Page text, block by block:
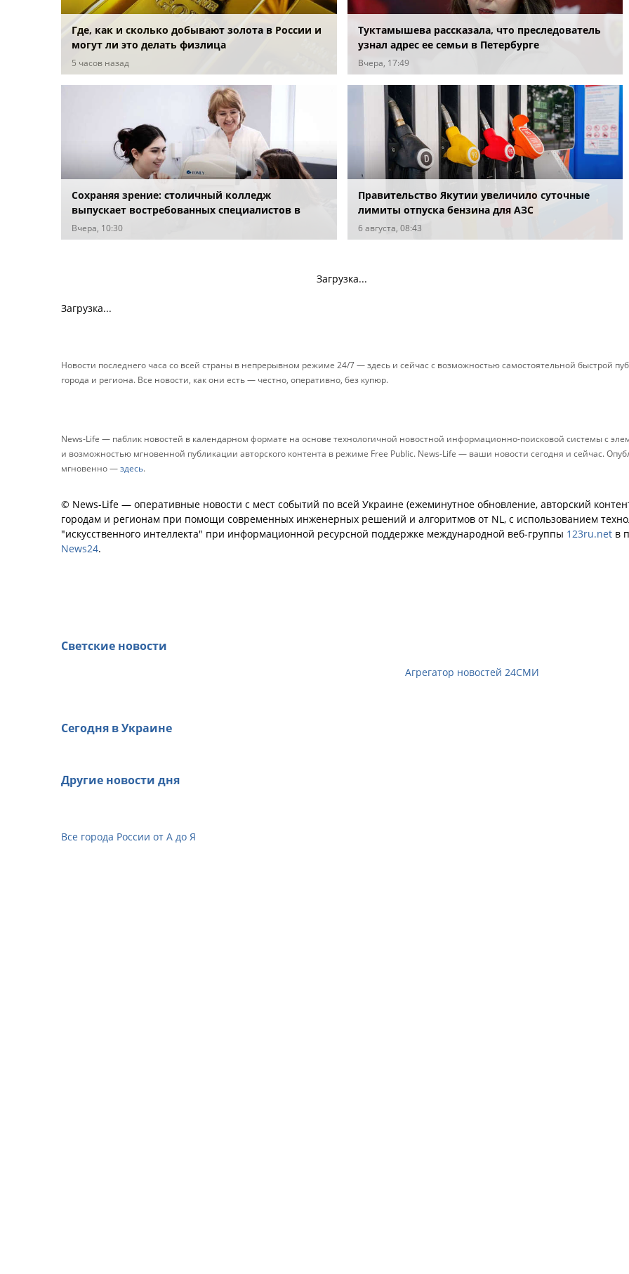
Где, как и сколько добывают золота в России и
могут ли это делать физлица
5 часов назад
Туктамышева рассказала, что преследователь
узнал адрес ее семьи в Петербурге
Вчера, 17:49
Сохраняя зрение: столичный колледж
выпускает востребованных специалистов в
сфере офтальмологии
Вчера, 10:30
Правительство Якутии увеличило суточные
лимиты отпуска бензина для АЗС
6 августа, 08:43
Загрузка...
Загрузка...
Новости последнего часа со всей страны в непрерывном режиме 24/7 — здесь и сейчас с возможностью самостоятельной быстрой
города и региона. Все новости, как они есть — честно, оперативно, без купюр.
News-Life — паблик новостей в календарном формате на основе технологичной новостной информационно-поисковой системы с
и возможностью мгновенной публикации авторского контента в режиме Free Public. News-Life — ваши новости сегодня и сейчас.
мгновенно —здесь.
© News-Life — оперативные новости с мест событий по всей Украине (ежеминутное обновление, авторский
городам и регионам при помощи современных инженерных решений и алгоритмов от NL, с использованием
"искусственного интеллекта" при информационной ресурсной поддержке международной веб-группы 123ru.net в
News24.
Светские новости
Агрегатор новостей 24СМИ
Сегодня в Украине
Другие новости дня
Все города России от А до Я